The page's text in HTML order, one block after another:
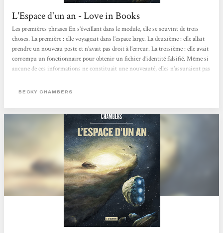
L'Espace d'un an - Love in Books
Les premières phrases En s’éveillant dans le module, elle se souvint de trois
choses. La première : elle voyageait dans l’espace large. La deuxième : elle allait
prendre un nouveau poste et n’avait pas droit à l’erreur. La troisième : elle avait
corrompu un fonctionnaire pour obtenir un fichier d’identité falsifié. Même si
aucune de ces informations ne constituait une nouveauté, elles n’assuraient pas
romans de Becky Chambers! Impressions Ce premier tome de la la série
BECKY CHAMBERS